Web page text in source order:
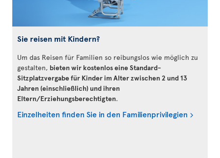
Sie reisen mit Kindern?
Um das Reisen für Familien so reibungslos wie möglich zu
gestalten, bieten wir kostenlos eine Standard-
Sitzplatzvergabe für Kinder im Alter zwischen 2 und 13
Jahren (einschließlich) und ihren
Eltern/Erziehungsberechtigten.
Einzelheiten finden Sie in den Familienprivilegien